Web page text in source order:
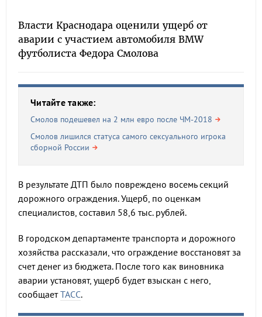
Власти Краснодара оценили ущерб от
аварии с участием автомобиля BMW
футболиста Федора Смолова
Читайте также:
Смолов подешевел на 2 млн евро после ЧМ-2018
Смолов лишился статуса самого сексуального игрока
сборной России
В результате ДТП было повреждено восемь секций
дорожного ограждения. Ущерб, по оценкам
специалистов, составил 58,6 тыс. рублей.
В городском департаменте транспорта и дорожного
хозяйства рассказали, что ограждение восстановят за
счет денег из бюджета. После того как виновника
аварии установят, ущерб будет взыскан с него,
сообщаетТАСС.